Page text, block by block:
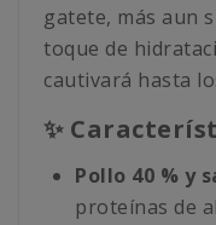
gatete, más aun
toque de
cautivará hasta
✨
Pollo 40 % y
proteínas de